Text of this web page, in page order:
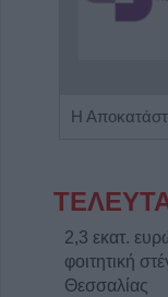
2,3 εκατ.
φοιτητική
Θεσσαλίας